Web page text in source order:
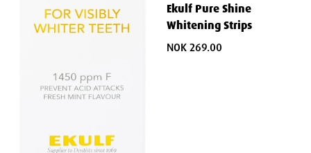
Ekulf Pure Shine
Whitening Strips
NOK 269.00